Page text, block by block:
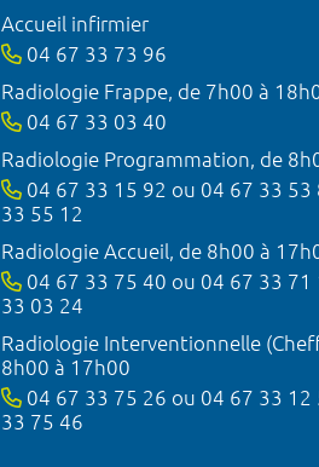
Accueil infirmier
04 67 33 73 96
Radiologie Frappe, de 7h00 à
04 67 33 03 40
Radiologie Programmation, de
04 67 33 15 92 ou 04 67 33 53
33 55 12
Radiologie Accueil, de 8h00 à
04 67 33 75 40 ou 04 67 33 71
33 03 24
Radiologie Interventionnelle
8h00 à 17h00
04 67 33 75 26 ou 04 67 33 12
33 75 46